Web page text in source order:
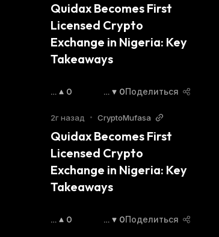
Quidax Becomes First
Licensed Crypto
Exchange in Nigeria: Key
Takeaways
П
В
Ш
А
Ю
Щ
И
Я
0
С
И
А
Ю
Щ
И
Й
:
0Поделиться
2г назад • CryptoMufasa
Quidax Becomes First
Licensed Crypto
Exchange in Nigeria: Key
Takeaways
П
0
С
0Поделиться